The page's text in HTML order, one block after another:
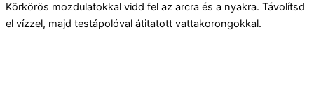
Körkörös mozdulatokkal vidd fel az arcra és a nyakra. Távolítsd
el vízzel, majd testápolóval átitatott vattakorongokkal.